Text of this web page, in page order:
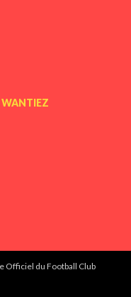
WANTIEZ
Officiel du Football Club